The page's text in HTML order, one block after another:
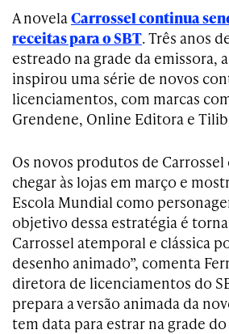
A novelaCarrossel continua
receitas para o SBT. Três anos
estreado na grade da emissora,
inspirou uma série de novos
licenciamentos, com marcas
Grendene, Online Editora e
Os novos produtos de Carrossel
chegar às lojas em março e
Escola Mundial como
objetivo dessa estratégia é
Carrossel atemporal e clássica
desenho animado”, comenta
diretora de licenciamentos do
prepara a versão animada da
tem data para estrar na grade